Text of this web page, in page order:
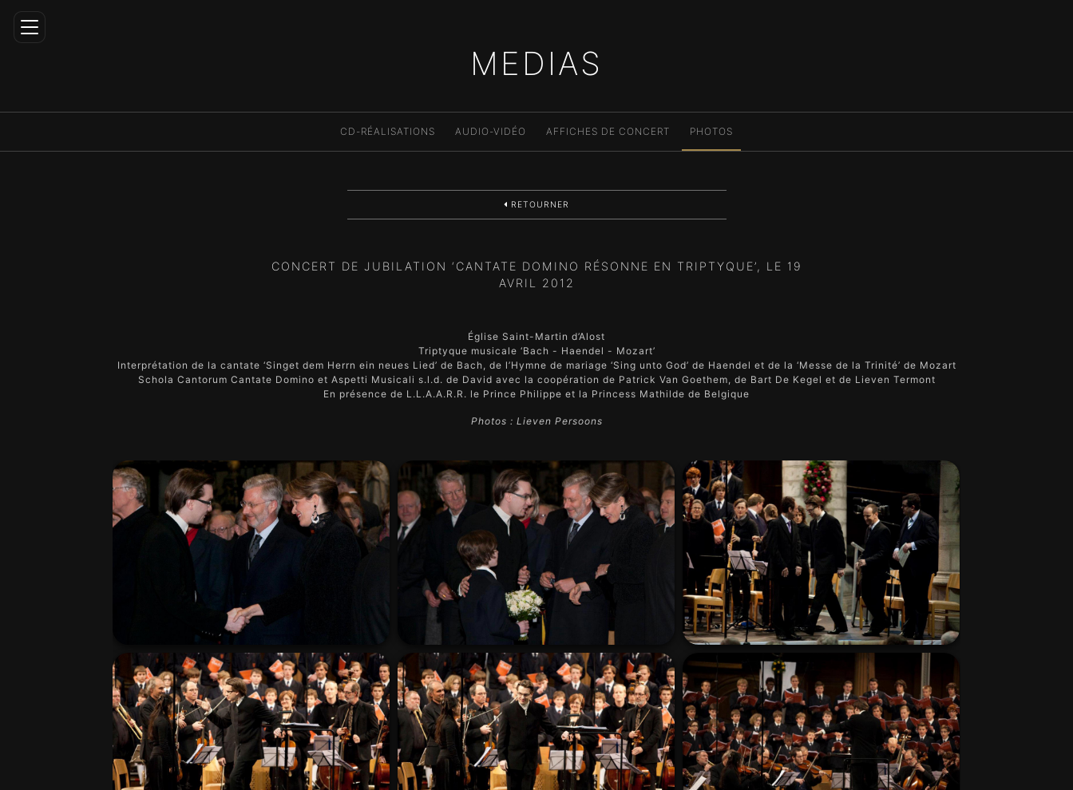
Home
MEDIAS
CD-RÉALISATIONS AUDIO-VIDÉO AFFICHES DE CONCERT PHOTOS
RETOURNER
CONCERT DE JUBILATION ‘CANTATE DOMINO RÉSONNE EN TRIPTYQUE’, LE 19
AVRIL 2012
Église Saint-Martin d’Alost
Triptyque musicale ‘Bach - Haendel - Mozart’
Interprétation de la cantate ‘Singet dem Herrn ein neues Lied’ de Bach, de l’Hymne de mariage ‘Sing unto God’ de Haendel et de la ‘Messe de la Trinité’ de Mozart
Schola Cantorum Cantate Domino et Aspetti Musicali s.l.d. de David avec la coopération de Patrick Van Goethem, de Bart De Kegel et de Lieven Termont
En présence de L.L.A.A.R.R. le Prince Philippe et la Princess Mathilde de Belgique
Photos : Lieven Persoons